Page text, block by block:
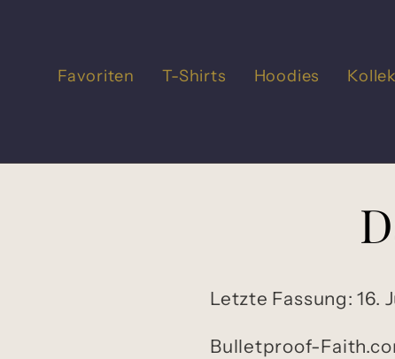
Favoriten T-Shirts Hoodies
Letzte Fassung: 16.
Bulletproof-